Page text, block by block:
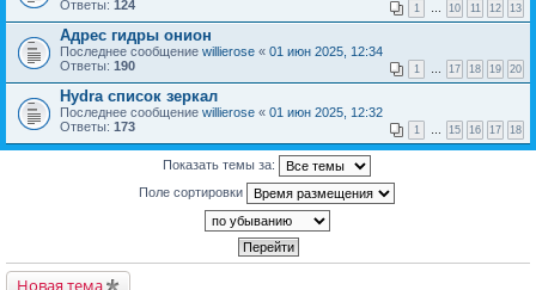
Ответы: 124 1 … 10 11 12 13
Адрес гидры онион
Последнее сообщение willierose « 01 июн 2025, 12:34
Ответы: 190 1 … 17 18 19 20
Hydra список зеркал
Последнее сообщение willierose « 01 июн 2025, 12:32
Ответы: 173 1 … 15 16 17 18
Показать темы за:
Поле сортировки
Новая тема